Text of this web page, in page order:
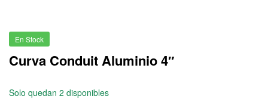
En Stock
Curva Conduit Aluminio 4″
Solo quedan 2 disponibles